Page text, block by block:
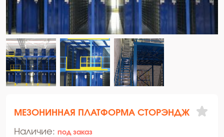
МЕЗОНИННАЯ ПЛАТФОРМА СТОРЭНДЖ
Наличие: под заказ